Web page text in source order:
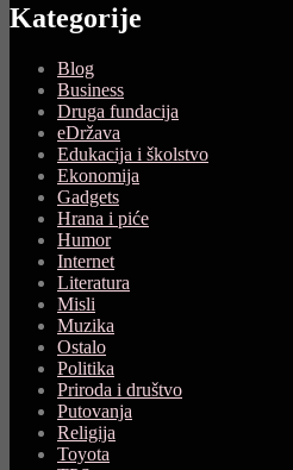
Kategorije
Blog
Business
Druga fundacija
eDržava
Edukacija i školstvo
Ekonomija
Gadgets
Hrana i piće
Humor
Internet
Literatura
Misli
Muzika
Ostalo
Politika
Priroda i društvo
Putovanja
Religija
Toyota